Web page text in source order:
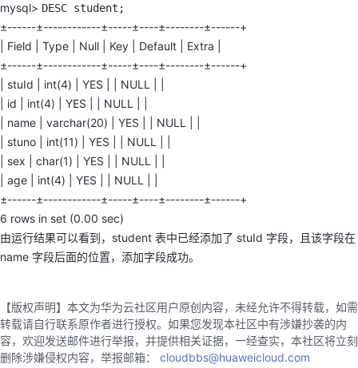
mysql> DESC student;
±------±------------±-----±----±--------±------+
| Field | Type | Null | Key | Default | Extra |
±------±------------±-----±----±--------±------+
| stuId | int(4) | YES | | NULL | |
| id | int(4) | YES | | NULL | |
| name | varchar(20) | YES | | NULL | |
| stuno | int(11) | YES | | NULL | |
| sex | char(1) | YES | | NULL | |
| age | int(4) | YES | | NULL | |
±------±------------±-----±----±--------±------+
6 rows in set (0.00 sec)
由运行结果可以看到，student 表中已经添加了 stuId 字段，且该字段在
name 字段后面的位置，添加字段成功。
【版权声明】本文为华为云社区用户原创内容，未经允许不得转载，如需
转载请自行联系原作者进行授权。如果您发现本社区中有涉嫌抄袭的内
容，欢迎发送邮件进行举报，并提供相关证据，一经查实，本社区将立刻
删除涉嫌侵权内容，举报邮箱： cloudbbs@huaweicloud.com